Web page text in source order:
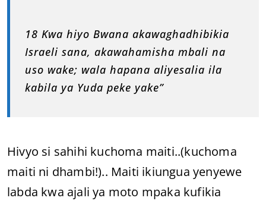
18 Kwa hiyo Bwana akawaghadhibikia
Israeli sana, akawahamisha mbali na
uso wake; wala hapana aliyesalia ila
kabila ya Yuda peke yake”
Hivyo si sahihi kuchoma maiti..(kuchoma
maiti ni dhambi!).. Maiti ikiungua yenyewe
labda kwa ajali ya moto mpaka kufikia